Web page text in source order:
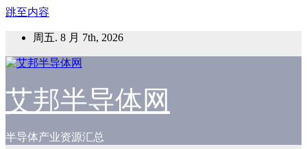
跳至内容
周五. 8 月 7th, 2026
艾邦半导体网
半导体产业资源汇总